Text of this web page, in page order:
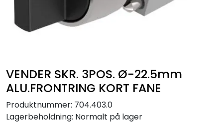
VENDER SKR. 3POS. Ø-22.5mm
ALU.FRONTRING KORT FANE
Produktnummer: 704.403.0
Lagerbeholdning: Normalt på lager
Sikringer